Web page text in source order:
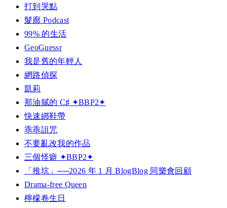
打到哭點
髮廊 Podcast
99% 的生活
GeoGuessr
我是舊的年輕人
網路偵探
凱莉
那油膩的 C♯ ✦BBP2✦
快速綁鞋帶
乖乖詛咒
不要亂改我的作品
三個怪癖 ✦BBP2✦
「推坑」──2026 年 1 月 BlogBlog 同樂會回顧
Drama-free Queen
檸檬卷生日